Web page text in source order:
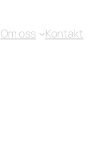
Om oss Kontakt